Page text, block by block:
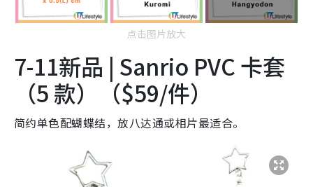
点击图片放大
7-11新品 | Sanrio PVC 卡套
（5 款）（$59/件）
简约单色配蝴蝶结，放八达通或相片最适合。